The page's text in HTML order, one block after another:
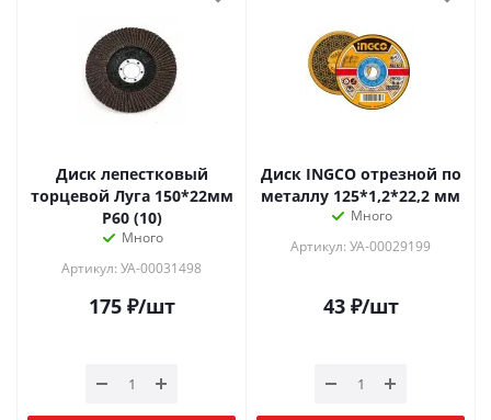
Диск лепестковый
торцевой Луга 150*22мм
Р60 (10)
Много
Артикул: УА-00031498
175₽/шт
Диск INGCO отрезной по
металлу 125*1,2*22,2 мм
Много
Артикул: УА-00029199
43₽/шт